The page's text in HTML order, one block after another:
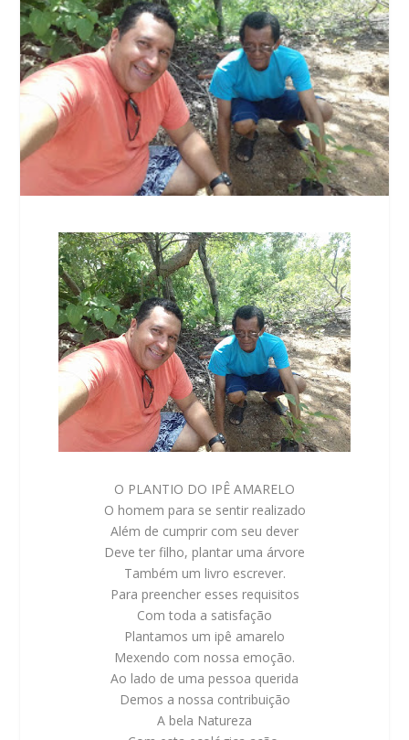
O PLANTIO DO IPÊ AMARELO
O homem para se sentir realizado
Além de cumprir com seu dever
Deve ter filho, plantar uma árvore
Também um livro escrever.
Para preencher esses requisitos
Com toda a satisfação
Plantamos um ipê amarelo
Mexendo com nossa emoção.
Ao lado de uma pessoa querida
Demos a nossa contribuição
A bela Natureza